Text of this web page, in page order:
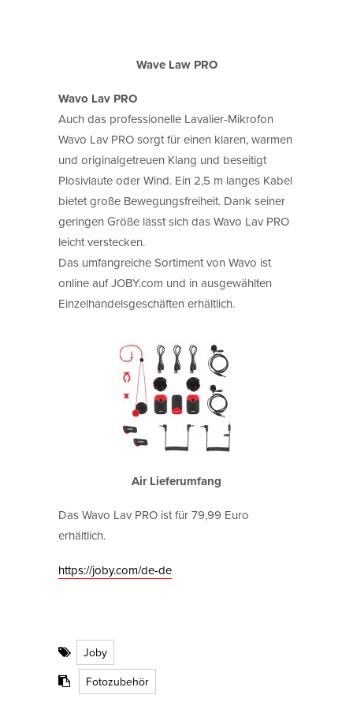
Wave Law PRO
Wavo Lav PRO
Auch das professionelle Lavalier-Mikrofon
Wavo Lav PRO sorgt für einen klaren, warmen
und originalgetreuen Klang und beseitigt
Plosivlaute oder Wind. Ein 2,5 m langes Kabel
bietet große Bewegungsfreiheit. Dank seiner
geringen Größe lässt sich das Wavo Lav PRO
leicht verstecken.
Das umfangreiche Sortiment von Wavo ist
online auf JOBY.com und in ausgewählten
Einzelhandelsgeschäften erhältlich.
Air Lieferumfang
Das Wavo Lav PRO ist für 79,99 Euro
erhältlich.
https://joby.com/de-de
Joby
Fotozubehör